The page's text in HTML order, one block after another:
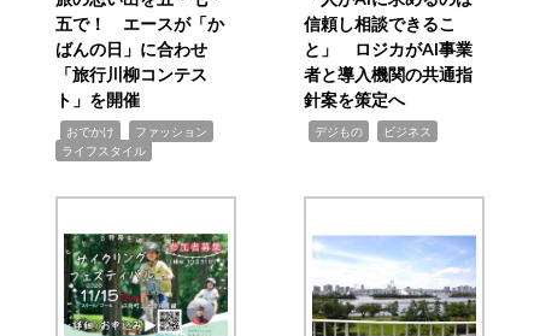
五で！ エースが「か
ばんの日」に合わせ
「旅行川柳コンテス
ト」を開催
おでかけ ファッション
ライフスタイル
信頼し相談できるこ
と」 ロジカがAI事業
者と導入機関の共通指
針案を策定へ
デジもの ビジネス